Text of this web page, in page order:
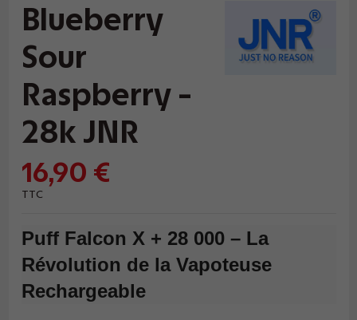
Blueberry
Sour
Raspberry -
28k JNR
16,90 €
TTC
Puff Falcon X + 28 000 – La
Révolution de la Vapoteuse
Rechargeable